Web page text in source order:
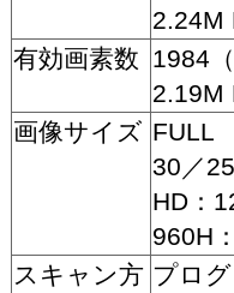
2.24M
有効画素数 1984
2.19M
画像サイズ FULL
30／
HD：
960H
スキャン方 プロ